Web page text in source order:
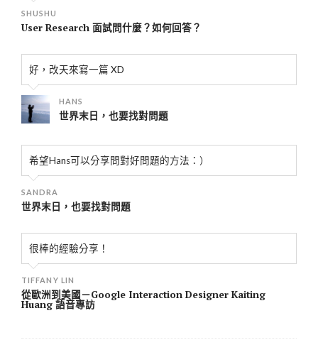
SHUSHU
User Research 面試問什麼？如何回答？
好，改天來寫一篇 XD
HANS
世界末日，也要找對問題
希望Hans可以分享問對好問題的方法：）
SANDRA
世界末日，也要找對問題
很棒的經驗分享！
TIFFANY LIN
從歐洲到美國－Google Interaction Designer Kaiting
Huang 語音專訪